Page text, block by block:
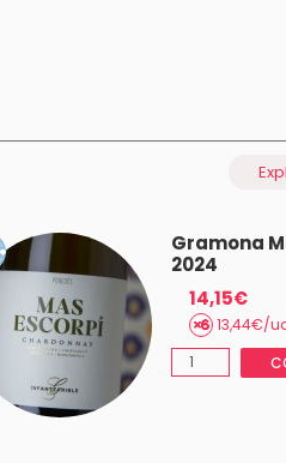
Gramona
2024
14,15€
13,44€/